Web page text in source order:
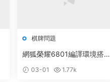
棋牌問題
網狐榮耀6801編譯環境搭建
03-01 1.77k